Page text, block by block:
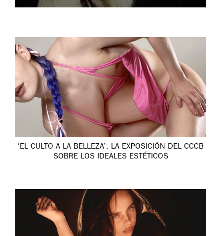
‘EL CULTO A LA BELLEZA’: LA EXPOSICIÓN DEL CCCB
SOBRE LOS IDEALES ESTÉTICOS